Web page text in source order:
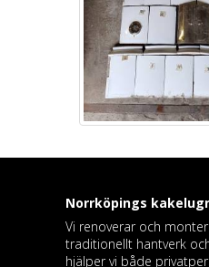
Norrköpings
Vi renoverar och
traditionellt hantverk
hjälper vi både